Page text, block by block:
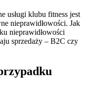
usługi klubu fitness jest
nieprawidłowości. Jak
nieprawidłowości
sprzedaży – B2C czy